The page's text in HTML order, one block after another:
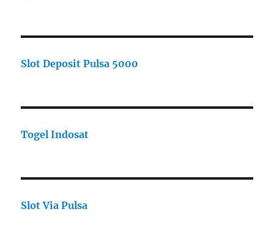
Slot Deposit Pulsa 5000
Togel Indosat
Slot Via Pulsa